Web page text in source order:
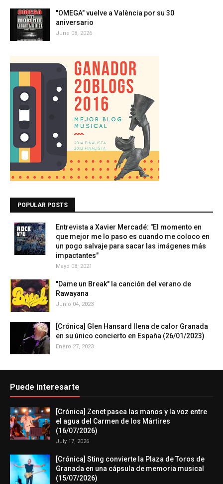
"OMEGA" vuelve a València por su 30
aniversario
June 08, 2026
POPULAR POSTS
Entrevista a Xavier Mercadé: "El momento en
que mejor me lo paso es cuando me coloco en
un pogo salvaje para sacar las imágenes más
impactantes"
Mayo 08, 2021
"Dame un Break" la canción del verano de
Rawayana
Junio 04, 2023
[Crónica] Glen Hansard llena de calor Granada
en su único concierto en España (26/01/2023)
Enero 27, 2023
Puede interesarte
[Crónica] Zenet pasea las manos y la voz entre
el agua del Carmen de los Mártires
(16/07/2026)
July 17, 2026
[Crónica] Sting convierte la Plaza de Toros de
Granada en una cápsula de memoria musical
(15/07/2026)